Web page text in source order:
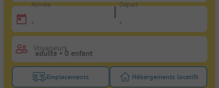
Arrivée
-
Départ
-
Voyageurs
Activez le bouton de filtre emplacements pour
Emplacements Activez le bouton
Hébergements locatifs